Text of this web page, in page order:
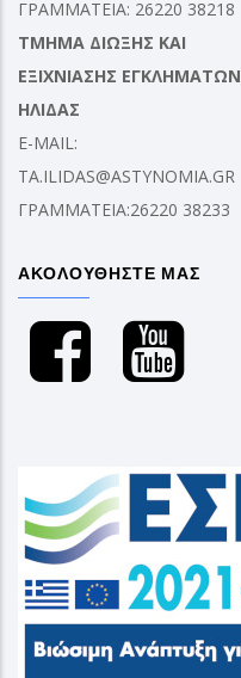
ΓΡΑΜΜΑΤΕΙΑ: 26220 38218
ΤΜΗΜΑ ΔΙΩΞΗΣ ΚΑΙ
ΕΞΙΧΝΙΑΣΗΣ ΕΓΚΛΗΜΑΤΩΝ
ΗΛΙΔΑΣ
E-MAIL:
TA.ILIDAS@ASTYNOMIA.GR
ΓΡΑΜΜΑΤΕΙΑ:26220 38233
ΑΚΟΛΟΥΘΗΣΤΕ ΜΑΣ